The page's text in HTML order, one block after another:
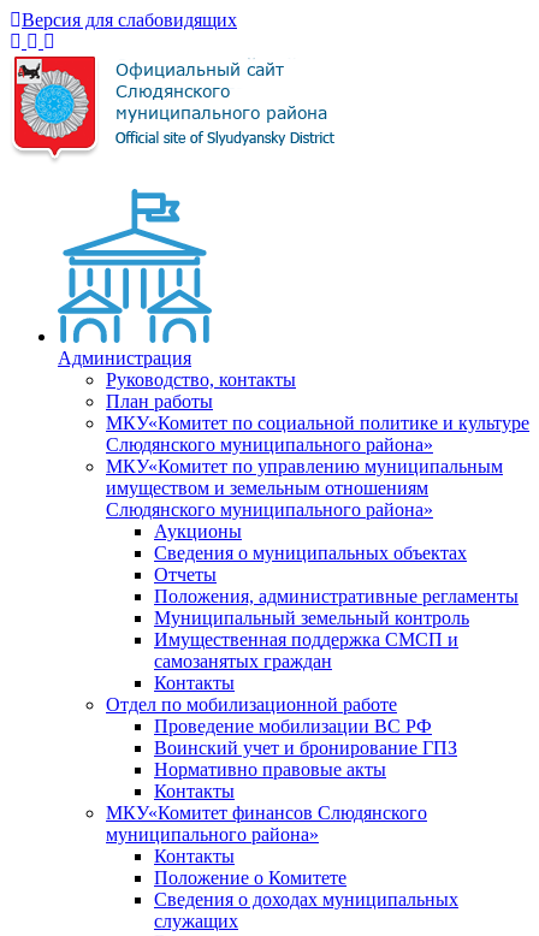
Версия для слабовидящих
Администрация
Руководство, контакты
План работы
МКУ«Комитет по социальной политике и культуре
Слюдянского муниципального района»
МКУ«Комитет по управлению муниципальным
имуществом и земельным отношениям
Слюдянского муниципального района»
Аукционы
Сведения о муниципальных объектах
Отчеты
Положения, административные регламенты
Муниципальный земельный контроль
Имущественная поддержка СМСП и
самозанятых граждан
Контакты
Отдел по мобилизационной работе
Проведение мобилизации ВС РФ
Воинский учет и бронирование ГПЗ
Нормативно правовые акты
Контакты
МКУ«Комитет финансов Слюдянского
муниципального района»
Контакты
Положение о Комитете
Сведения о доходах муниципальных
служащих